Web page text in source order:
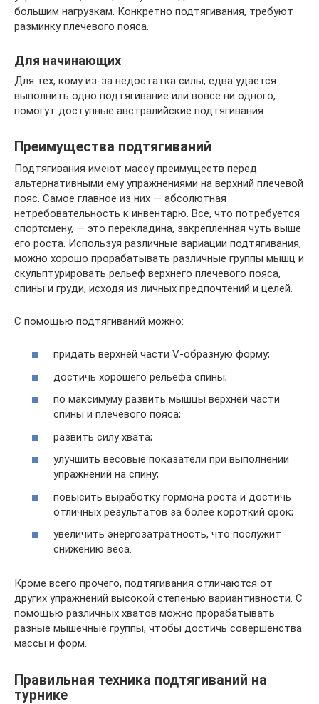
большим нагрузкам. Конкретно подтягивания, требуют
разминку плечевого пояса.
Для начинающих
Для тех, кому из-за недостатка силы, едва удается
выполнить одно подтягивание или вовсе ни одного,
помогут доступные австралийские подтягивания.
Преимущества подтягиваний
Подтягивания имеют массу преимуществ перед
альтернативными ему упражнениями на верхний плечевой
пояс. Самое главное из них — абсолютная
нетребовательность к инвентарю. Все, что потребуется
спортсмену, — это перекладина, закрепленная чуть выше
его роста. Используя различные вариации подтягивания,
можно хорошо прорабатывать различные группы мышц и
скульптурировать рельеф верхнего плечевого пояса,
спины и груди, исходя из личных предпочтений и целей.
С помощью подтягиваний можно:
придать верхней части V-образную форму;
достичь хорошего рельефа спины;
по максимуму развить мышцы верхней части
спины и плечевого пояса;
развить силу хвата;
улучшить весовые показатели при выполнении
упражнений на спину;
повысить выработку гормона роста и достичь
отличных результатов за более короткий срок;
увеличить энергозатратность, что послужит
снижению веса.
Кроме всего прочего, подтягивания отличаются от
других упражнений высокой степенью вариантивности. С
помощью различных хватов можно прорабатывать
разные мышечные группы, чтобы достичь совершенства
массы и форм.
Правильная техника подтягиваний на
турнике